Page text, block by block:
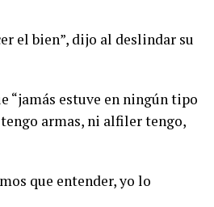
el bien”, dijo al deslindar su
“jamás estuve en ningún tipo
armas, ni alfiler tengo,
que entender, yo lo